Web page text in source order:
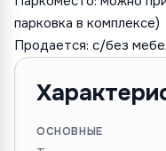
парковка в комплексе)
Продается: с/без
ОСНОВНЫЕ